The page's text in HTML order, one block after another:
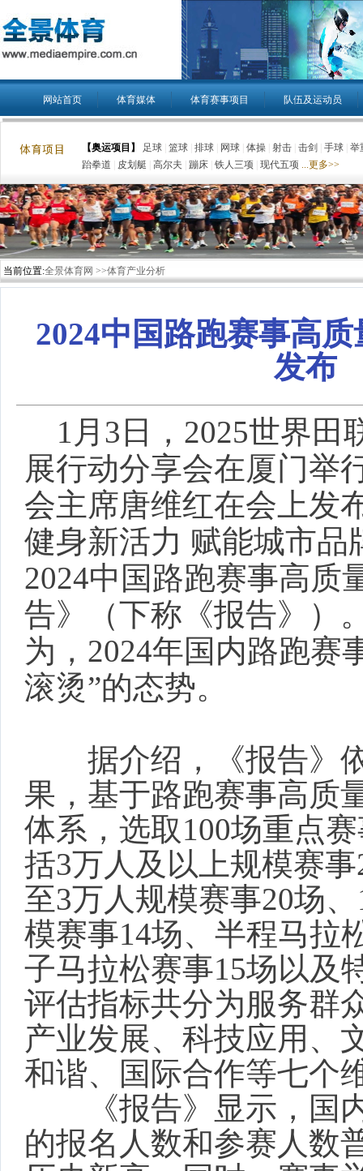
网站首页 体育媒体 体育赛事项目 队伍及运动员
【奥运项目】 足球 篮球 排球 网球 体操 射击 击剑 手球 举
跆拳道
皮划艇 高尔夫 蹦床 铁人三项 现代五项 ...更多>>
当前位置:全景体育网 >>体育产业分析
2024中国路跑赛事高
发布
1月3日，2025世界田
展行动分享会在厦门举
会主席唐维红在会上发
健身新活力 赋能城市
2024中国路跑赛事高质
告》（下称《报告》）
为，2024年国内路跑赛
滚烫”的态势。
据介绍，《报告》
果，基于路跑赛事高质
体系，选取100场重点
括3万人及以上规模赛
至3万人规模赛事20场
模赛事14场、半程马拉
子马拉松赛事15场以及
评估指标共分为服务群
产业发展、科技应用、
和谐、国际合作等七个
《报告》显示，国
的报名人数和参赛人数